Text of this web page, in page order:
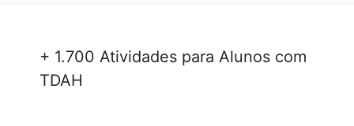
+ 1.700 Atividades para Alunos com
TDAH